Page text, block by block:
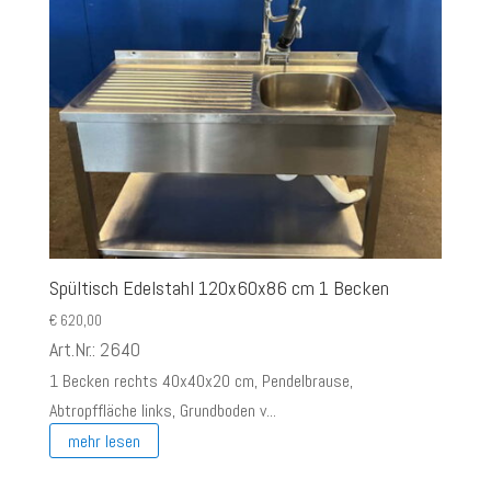
Spültisch Edelstahl 120x60x86 cm 1 Becken
€620,00
Art.Nr.: 2640
1 Becken rechts 40x40x20 cm, Pendelbrause,
Abtropffläche links, Grundboden v...
mehr lesen